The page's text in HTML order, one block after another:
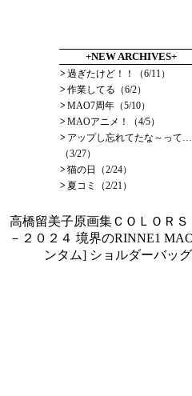
+NEW ARCHIVES+
>過ぎたけど！！（6/11）
>作業してる（6/2）
>MAO7周年（5/10）
>MAOアニメ！（4/5）
> アップし忘れてたな～って…
（3/27）
>猫の日（2/24）
>夏コミ（2/21）
高橋留美子原画集ＣＯＬＯＲ
－２０２４ 境界のRINNE1
ンタム] ショルダーバッ